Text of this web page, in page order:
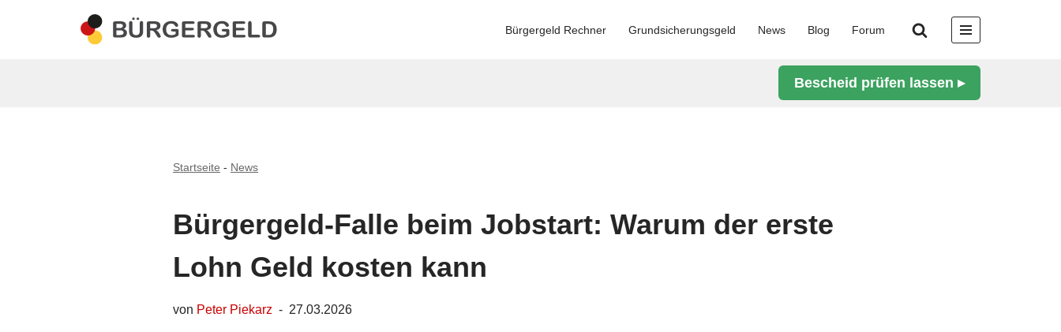
Bürgergeld Rechner Grundsicherungsgeld News Blog Forum
Bescheid prüfen lassen ▸
Startseite - News
Bürgergeld-Falle beim Jobstart: Warum der erste
Lohn Geld kosten kann
von Peter Piekarz 27.03.2026